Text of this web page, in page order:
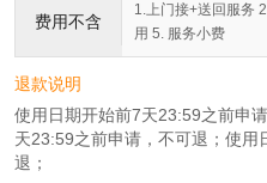
费用不含
1.上门接+送回服务
用 5. 服务小费
退款说明
使用日期开始前7天23:59之前申
天23:59之前申请，不可退；使
退；